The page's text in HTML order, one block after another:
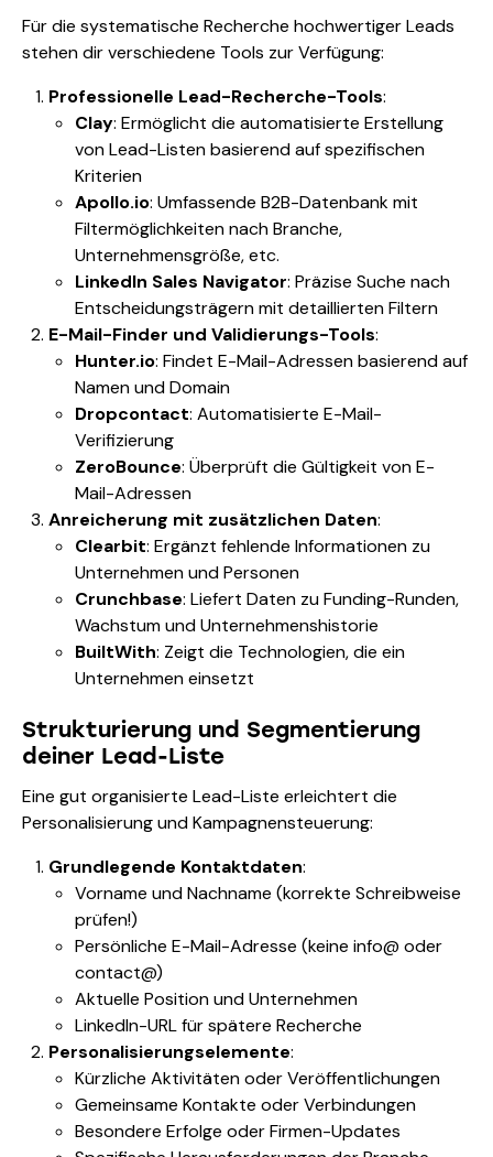
Für die systematische Recherche hochwertiger Leads
stehen dir verschiedene Tools zur Verfügung:
Professionelle Lead-Recherche-Tools:
Clay: Ermöglicht die automatisierte Erstellung
von Lead-Listen basierend auf spezifischen
Kriterien
Apollo.io: Umfassende B2B-Datenbank mit
Filtermöglichkeiten nach Branche,
Unternehmensgröße, etc.
LinkedIn Sales Navigator: Präzise Suche nach
Entscheidungsträgern mit detaillierten Filtern
E-Mail-Finder und Validierungs-Tools:
Hunter.io: Findet E-Mail-Adressen basierend auf
Namen und Domain
Dropcontact: Automatisierte E-Mail-
Verifizierung
ZeroBounce: Überprüft die Gültigkeit von E-
Mail-Adressen
Anreicherung mit zusätzlichen Daten:
Clearbit: Ergänzt fehlende Informationen zu
Unternehmen und Personen
Crunchbase: Liefert Daten zu Funding-Runden,
Wachstum und Unternehmenshistorie
BuiltWith: Zeigt die Technologien, die ein
Unternehmen einsetzt
Strukturierung und Segmentierung
deiner Lead-Liste
Eine gut organisierte Lead-Liste erleichtert die
Personalisierung und Kampagnensteuerung:
Grundlegende Kontaktdaten:
Vorname und Nachname (korrekte Schreibweise
prüfen!)
Persönliche E-Mail-Adresse (keine info@ oder
contact@)
Aktuelle Position und Unternehmen
LinkedIn-URL für spätere Recherche
Personalisierungselemente:
Kürzliche Aktivitäten oder Veröffentlichungen
Gemeinsame Kontakte oder Verbindungen
Besondere Erfolge oder Firmen-Updates